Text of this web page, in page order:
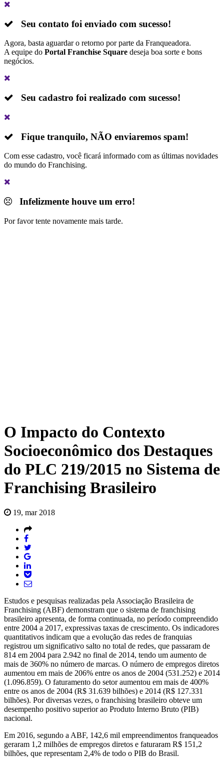
Seu contato foi enviado com sucesso!
Agora, basta aguardar o retorno por parte da Franqueadora.
A equipe do Portal Franchise Square deseja boa sorte e bons
negócios.
Seu cadastro foi realizado com sucesso!
Fique tranquilo, NÃO enviaremos spam!
Com esse cadastro, você ficará informado com as últimas novidades
do mundo do Franchising.
Infelizmente houve um erro!
Por favor tente novamente mais tarde.
O Impacto do Contexto
Socioeconômico dos Destaques
do PLC 219/2015 no Sistema de
Franchising Brasileiro
19, mar 2018
Estudos e pesquisas realizadas pela Associação Brasileira de
Franchising (ABF) demonstram que o sistema de franchising
brasileiro apresenta, de forma continuada, no período compreendido
entre 2004 a 2017, expressivas taxas de crescimento. Os indicadores
quantitativos indicam que a evolução das redes de franquias
registrou um significativo salto no total de redes, que passaram de
814 em 2004 para 2.942 no final de 2014, tendo um aumento de
mais de 360% no número de marcas. O número de empregos diretos
aumentou em mais de 206% entre os anos de 2004 (531.252) e 2014
(1.096.859). O faturamento do setor aumentou em mais de 400%
entre os anos de 2004 (R$ 31.639 bilhões) e 2014 (R$ 127.331
bilhões). Por diversas vezes, o franchising brasileiro obteve um
desempenho positivo superior ao Produto Interno Bruto (PIB)
nacional.
Em 2016, segundo a ABF, 142,6 mil empreendimentos franqueados
geraram 1,2 milhões de empregos diretos e faturaram R$ 151,2
bilhões, que representam 2,4% de todo o PIB do Brasil.